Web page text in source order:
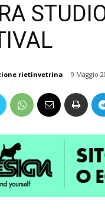
rietinvetrina 9 Maggio